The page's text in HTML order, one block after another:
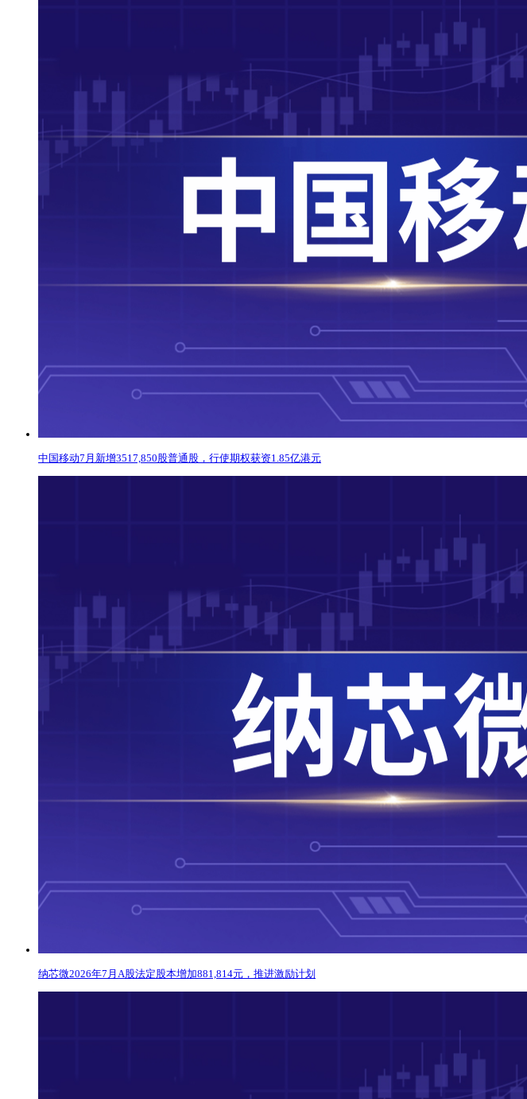
中国移动7月新增3517,850股普通股，行使期权获资1.85亿港元
纳芯微2026年7月A股法定股本增加881,814元，推进激励计划